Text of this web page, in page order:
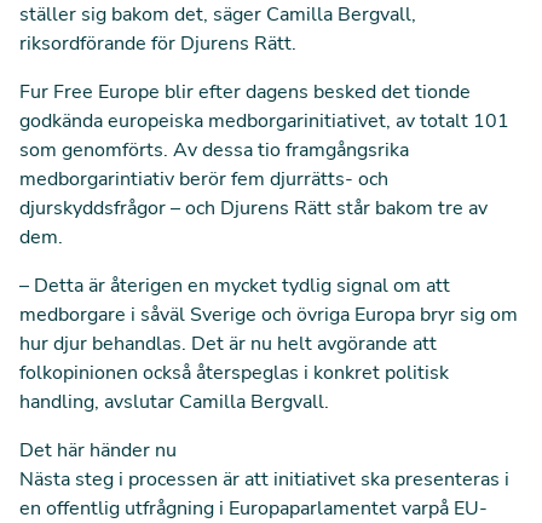
ställer sig bakom det, säger Camilla Bergvall,
riksordförande för Djurens Rätt.
Fur Free Europe blir efter dagens besked det tionde
godkända europeiska medborgarinitiativet, av totalt 101
som genomförts. Av dessa tio framgångsrika
medborgarintiativ berör fem djurrätts- och
djurskyddsfrågor – och Djurens Rätt står bakom tre av
dem.
– Detta är återigen en mycket tydlig signal om att
medborgare i såväl Sverige och övriga Europa bryr sig om
hur djur behandlas. Det är nu helt avgörande att
folkopinionen också återspeglas i konkret politisk
handling, avslutar Camilla Bergvall.
Det här händer nu
Nästa steg i processen är att initiativet ska presenteras i
en offentlig utfrågning i Europaparlamentet varpå EU-